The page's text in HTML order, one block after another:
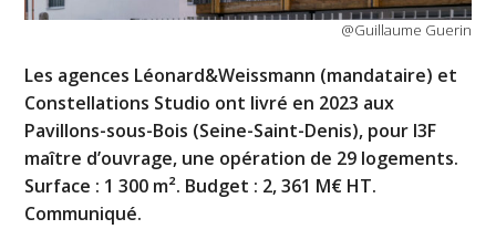
@Guillaume Guerin
Les agences Léonard&Weissmann (mandataire) et
Constellations Studio ont livré en 2023 aux
Pavillons-sous-Bois (Seine-Saint-Denis), pour I3F
maître d’ouvrage, une opération de 29 logements.
Surface : 1 300 m². Budget : 2, 361 M€ HT.
Communiqué.